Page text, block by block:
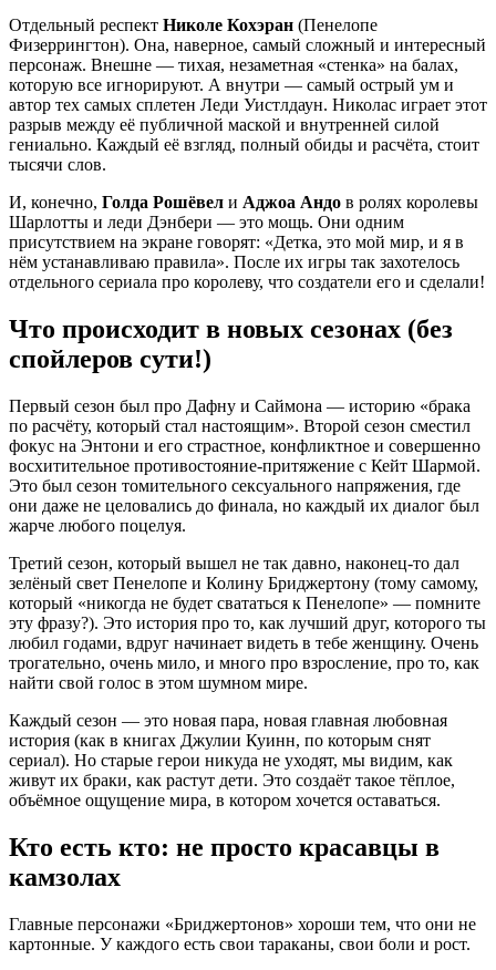
Отдельный респект Николе Кохэран (Пенелопе
Физеррингтон). Она, наверное, самый сложный и интересный
персонаж. Внешне — тихая, незаметная «стенка» на балах,
которую все игнорируют. А внутри — самый острый ум и
автор тех самых сплетен Леди Уистлдаун. Николас играет этот
разрыв между её публичной маской и внутренней силой
гениально. Каждый её взгляд, полный обиды и расчёта, стоит
тысячи слов.
И, конечно, Голда Рошёвел и Аджоа Андо в ролях королевы
Шарлотты и леди Дэнбери — это мощь. Они одним
присутствием на экране говорят: «Детка, это мой мир, и я в
нём устанавливаю правила». После их игры так захотелось
отдельного сериала про королеву, что создатели его и сделали!
Что происходит в новых сезонах (без
спойлеров сути!)
Первый сезон был про Дафну и Саймона — историю «брака
по расчёту, который стал настоящим». Второй сезон сместил
фокус на Энтони и его страстное, конфликтное и совершенно
восхитительное противостояние-притяжение с Кейт Шармой.
Это был сезон томительного сексуального напряжения, где
они даже не целовались до финала, но каждый их диалог был
жарче любого поцелуя.
Третий сезон, который вышел не так давно, наконец-то дал
зелёный свет Пенелопе и Колину Бриджертону (тому самому,
который «никогда не будет свататься к Пенелопе» — помните
эту фразу?). Это история про то, как лучший друг, которого ты
любил годами, вдруг начинает видеть в тебе женщину. Очень
трогательно, очень мило, и много про взросление, про то, как
найти свой голос в этом шумном мире.
Каждый сезон — это новая пара, новая главная любовная
история (как в книгах Джулии Куинн, по которым снят
сериал). Но старые герои никуда не уходят, мы видим, как
живут их браки, как растут дети. Это создаёт такое тёплое,
объёмное ощущение мира, в котором хочется оставаться.
Кто есть кто: не просто красавцы в
камзолах
Главные персонажи «Бриджертонов» хороши тем, что они не
картонные. У каждого есть свои тараканы, свои боли и рост.